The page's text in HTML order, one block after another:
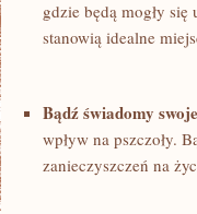
gdzie ‍będą mogły
stanowią idealne
Bądź świadomy
wpływ na ⁢pszczoły.
zanieczyszczeń na